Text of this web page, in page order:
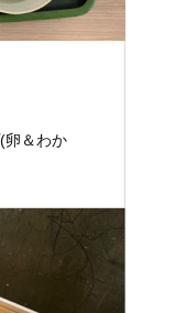
卵＆わか